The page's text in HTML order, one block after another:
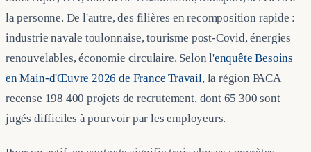
la personne. De l'autre, des filières en recomposition rapide :
industrie navale toulonnaise, tourisme post-Covid, énergies
renouvelables, économie circulaire. Selon l'enquête Besoins
en Main-d'Œuvre 2026 de France Travail, la région PACA
recense 198 400 projets de recrutement, dont 65 300 sont
jugés difficiles à pourvoir par les employeurs.